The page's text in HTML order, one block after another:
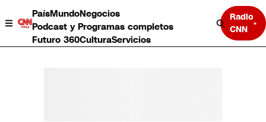
PaísMundoNegocios
Podcast y Programas completos
Futuro 360CulturaServicios
Radio
CNN